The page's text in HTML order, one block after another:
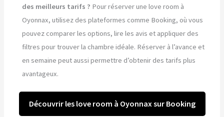
des meilleurs tarifs ? Pour réserver une love room à
Oyonnax, utilisez des plateformes comme Booking, où vous
pouvez comparer les options, lire les avis et appliquer des
filtres pour trouver la chambre idéale. Réserver à l’avance et
en semaine peut aussi permettre d’obtenir des tarifs plus
avantageux.
Découvrir les love room à Oyonnax sur Booking